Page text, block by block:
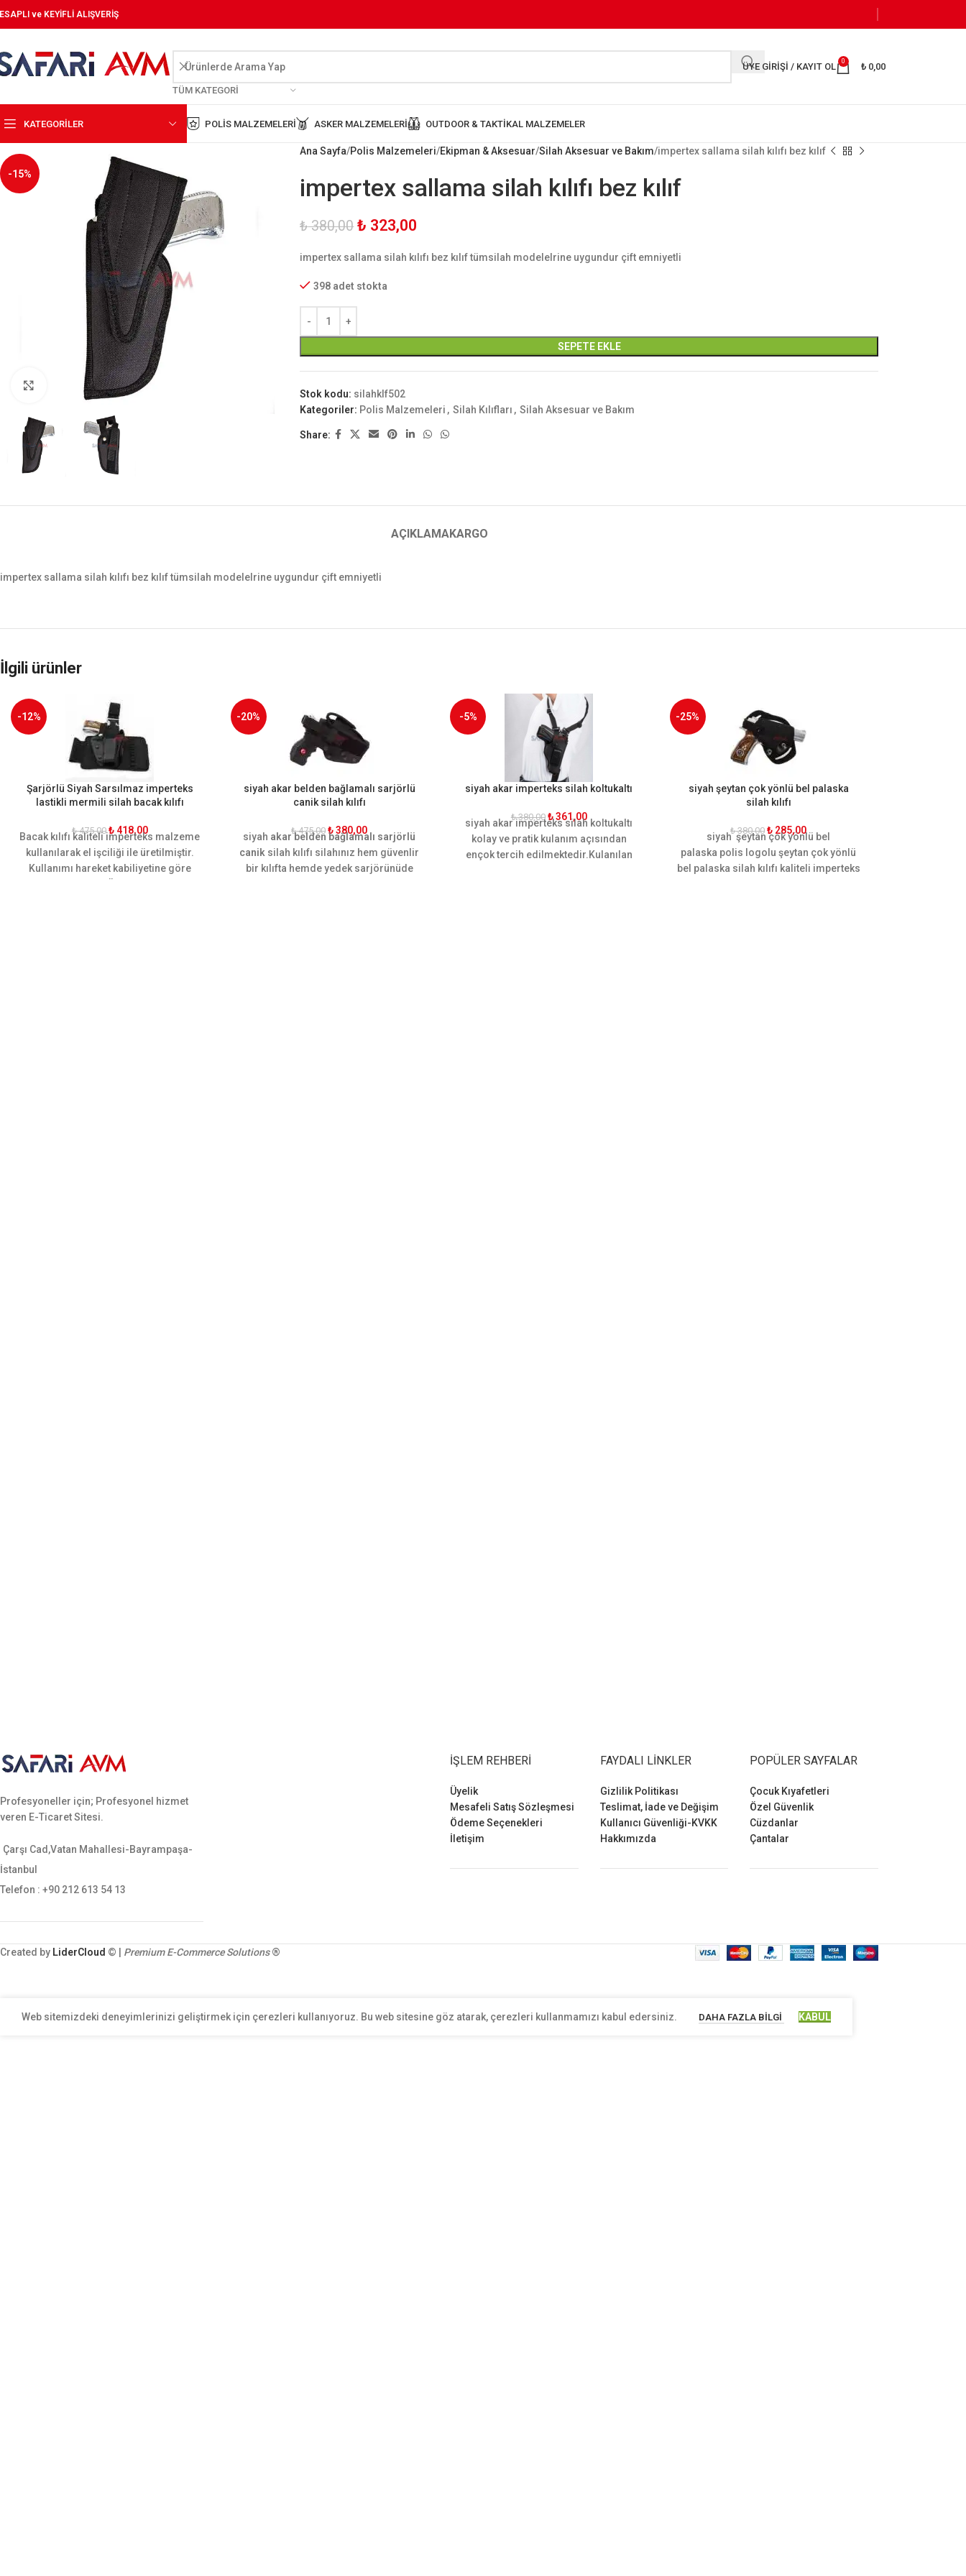
ve KEYİFLİ ALIŞVERİŞ
TÜM KATEGORI
ÜYE GIRIŞI / KAYIT OL
0
₺ 0,00
KATEGORİLER POLIS MALZEMELERI ASKER MALZEMELERI OUTDOOR & TAKTIKAL MALZEMELER
-15%
Büyük Göster
Ana Sayfa Polis Malzemeleri Ekipman & Aksesuar Silah Aksesuar ve Bakım impertex sallama silah kılıfı bez kılıf
impertex sallama silah kılıfı bez kılıf
₺380,00 ₺ 323,00
impertex sallama silah kılıfı bez kılıf tümsilah modelelrine uygundur çift emniyetli
398 adet stokta
SEPETE EKLE
Stok kodu: silahklf502
Kategoriler: Polis Malzemeleri , Silah Kılıfları , Silah Aksesuar ve Bakım
Share:
AÇIKLAMAKARGO
impertex sallama silah kılıfı bez kılıf tümsilah modelelrine uygundur çift emniyetli
İlgili ürünler
-12%
Şarjörlü Siyah Sarsılmaz imperteks
lastikli mermili silah bacak kılıfı
₺475,00 ₺418,00
Bacak kılıfı kaliteli imperteks malzeme
kullanılarak el işciliği ile üretilmiştir.
Kullanımı hareket kabiliyetine göre
-20%
siyah akar belden bağlamalı sarjörlü
canik silah kılıfı
₺475,00 ₺380,00
siyah akar belden bağlamalı sarjörlü
canik silah kılıfı silahınız hem güvenlir
bir kılıfta hemde yedek sarjörünüde
-5%
siyah akar imperteks silah koltukaltı
₺380,00 ₺361,00
siyah akar imperteks silah koltukaltı
kolay ve pratik kulanım açısından
ençok tercih edilmektedir.Kulanılan
-25%
siyah şeytan çok yönlü bel palaska
silah kılıfı
₺380,00 ₺ 285,00
siyah şeytan çok yönlü bel
palaska polis logolu şeytan çok yönlü
bel palaska silah kılıfı kaliteli imperteks
Profesyoneller için; Profesyonel hizmet
veren E-Ticaret Sitesi.
Çarşı Cad,Vatan Mahallesi-Bayrampaşa-
İstanbul
Telefon : +90 212 613 54 13
İŞLEM REHBERI
Üyelik
Mesafeli Satış Sözleşmesi
Ödeme Seçenekleri
İletişim
FAYDALI LINKLER
Gizlilik Politikası
Teslimat, İade ve Değişim
Kullanıcı Güvenliği-KVKK
Hakkımızda
POPÜLER SAYFALAR
Çocuk Kıyafetleri
Özel Güvenlik
Cüzdanlar
Çantalar
Created by LiderCloud © | Premium E-Commerce Solutions®
Web sitemizdeki deneyimlerinizi geliştirmek için çerezleri kullanıyoruz. Bu web sitesine göz atarak, çerezleri kullanmamızı kabul edersiniz. DAHA FAZLA BILGI KABUL